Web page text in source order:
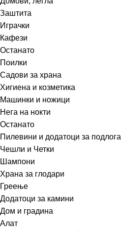
Заштита
Играчки
Кафези
Останато
Поилки
Садови за храна
Хигиена и козметика
Машинки и ножици
Нега на нокти
Останато
Пилевини и додатоци за подлога
Чешли и Четки
Шампони
Храна за глодари
Греење
Додатоци за камини
Дом и градина
Алат